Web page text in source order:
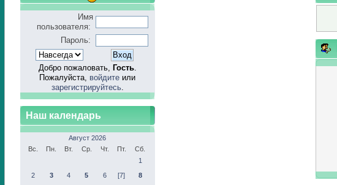
Имя
пользователя:
Пароль:
Добро пожаловать, Гость.
Пожалуйста, войдите или
зарегистрируйтесь.
Наш календарь
Август 2026
Вс.
Пн. Вт. Ср. Чт. Пт.
Сб.
1
2
3 4 5 6 [7]
8